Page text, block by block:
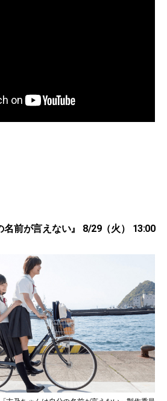
名前が言えない』 8/29（火） 13:00